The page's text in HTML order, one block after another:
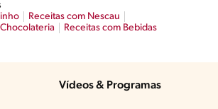
Receitas com Nescau
Receitas com Bebidas
Vídeos & Programas​